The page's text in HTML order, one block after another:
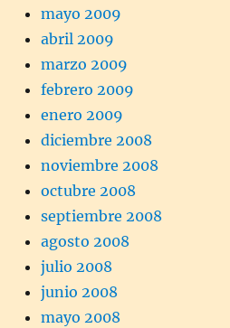
mayo 2009
abril 2009
marzo 2009
febrero 2009
enero 2009
diciembre 2008
noviembre 2008
octubre 2008
septiembre 2008
agosto 2008
julio 2008
junio 2008
mayo 2008